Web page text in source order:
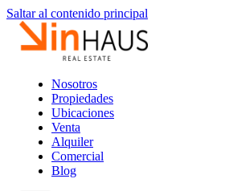
Saltar al contenido principal
Nosotros
Propiedades
Ubicaciones
Venta
Alquiler
Comercial
Blog